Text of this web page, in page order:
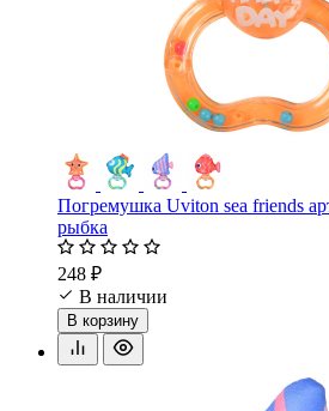
Погремушка Uviton sea friends
рыбка
248 ₽
В наличии
В корзину